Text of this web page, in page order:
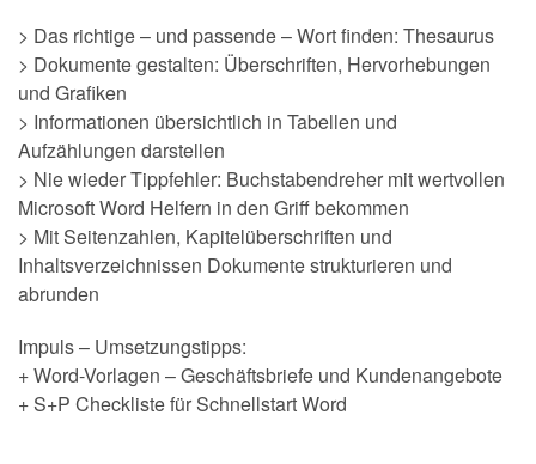
> Das richtige – und passende – Wort finden: Thesaurus
> Dokumente gestalten: Überschriften, Hervorhebungen
und Grafiken
> Informationen übersichtlich in Tabellen und
Aufzählungen darstellen
> Nie wieder Tippfehler: Buchstabendreher mit wertvollen
Microsoft Word Helfern in den Griff bekommen
> Mit Seitenzahlen, Kapitelüberschriften und
Inhaltsverzeichnissen Dokumente strukturieren und
abrunden
Impuls – Umsetzungstipps:
+ Word-Vorlagen – Geschäftsbriefe und Kundenangebote
+ S+P Checkliste für Schnellstart Word